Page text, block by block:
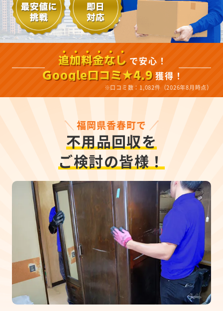
追加料金なし で安心！
Google口コミ★4.9 獲得！
※口コミ数：1,082件（2026年8月時点）
福岡県香春町で
不用品回収を
ご検討の皆様！